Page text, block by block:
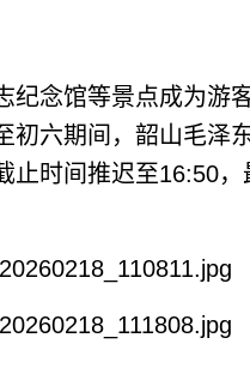
馆等景点成为游客
初六期间，韶山毛泽
止时间推迟至16:50